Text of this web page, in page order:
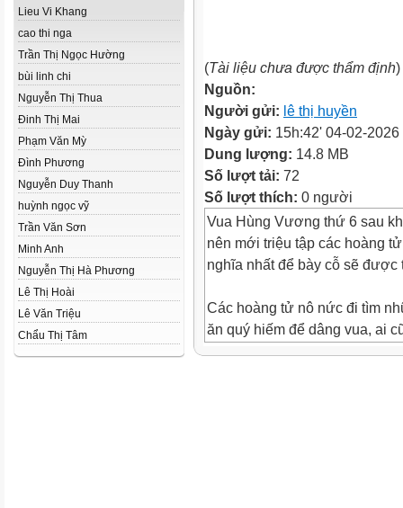
Lieu Vi Khang
cao thi nga
Trần Thị Ngọc Hường
bùi linh chi
Nguyễn Thị Thua
Đinh Thị Mai
Phạm Văn Mỳ
Đình Phương
Nguyễn Duy Thanh
huỳnh ngọc vỹ
Trần Văn Sơn
Minh Anh
Nguyễn Thị Hà Phương
Lê Thị Hoài
Lê Văn Triệu
Chẩu Thị Tâm
(Tài liệu chưa được thẩm định)
Nguồn:
Người gửi: lê thị huyền
Ngày gửi: 15h:42' 04-02-2026
Dung lượng: 14.8 MB
Số lượt tải: 72
Số lượt thích: 0 người
Vua Hùng Vương thứ 6 sau
nên mới triệu tập các hoàng
nghĩa nhất để bày cỗ sẽ được
Các hoàng tử nô nức đi tìm
ăn quý hiếm để dâng vua, ai